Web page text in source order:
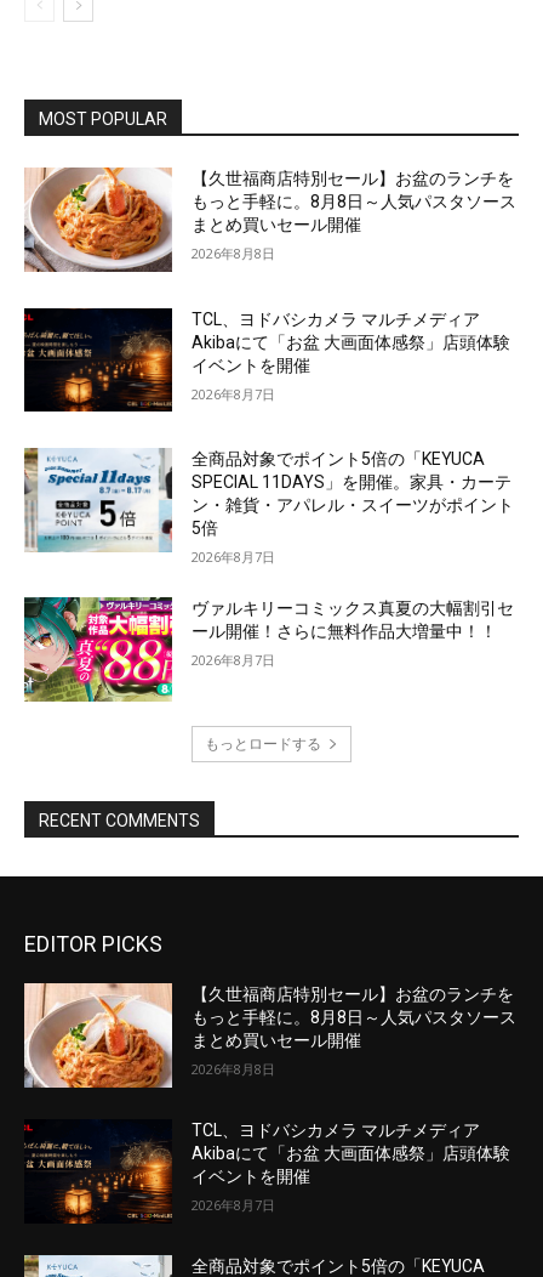
EDITOR PICKS
【久世福商店特別セール】お盆のランチを
もっと手軽に。8月8日～人気パスタソース
まとめ買いセール開催
2026年8月8日
TCL、ヨドバシカメラ マルチメディア
Akibaにて「お盆 大画面体感祭」店頭体験
イベントを開催
2026年8月7日
全商品対象でポイント5倍の「KEYUCA